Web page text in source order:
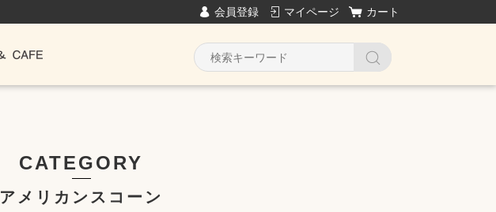
会員登録 マイページ カート
CATEGORY
アメリカンスコーン